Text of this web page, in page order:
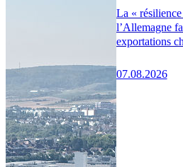
La «
l’Allemagne
exportations
07.08.2026